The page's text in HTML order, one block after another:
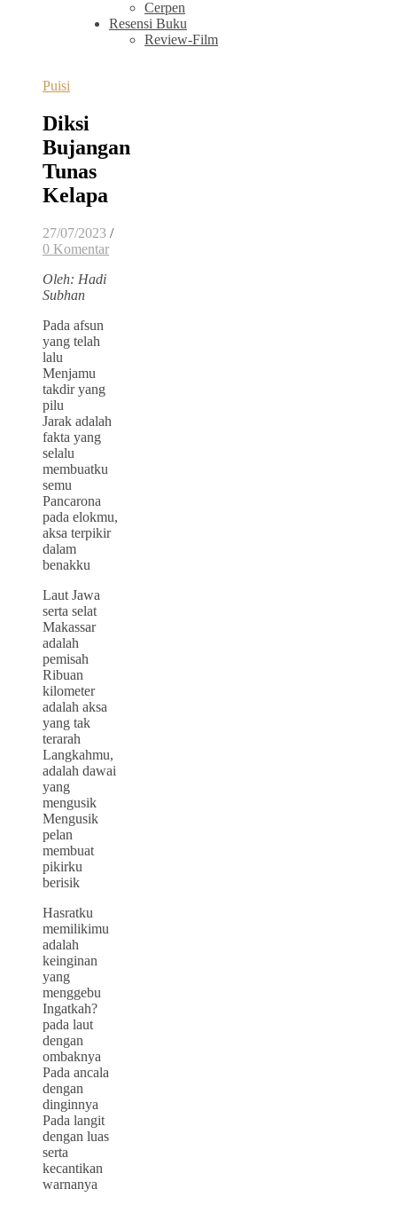
Cerpen
Resensi Buku
Review-Film
Puisi
Diksi
Bujangan
Tunas
Kelapa
27/07/2023 /
0 Komentar
Oleh: Hadi
Subhan
Pada afsun
yang telah
lalu
Menjamu
takdir yang
pilu
Jarak adalah
fakta yang
selalu
membuatku
semu
Pancarona
pada elokmu,
aksa terpikir
dalam
benakku
Laut Jawa
serta selat
Makassar
adalah
pemisah
Ribuan
kilometer
adalah aksa
yang tak
terarah
Langkahmu,
adalah dawai
yang
mengusik
Mengusik
pelan
membuat
pikirku
berisik
Hasratku
memilikimu
adalah
keinginan
yang
menggebu
Ingatkah?
pada laut
dengan
ombaknya
Pada ancala
dengan
dinginnya
Pada langit
dengan luas
serta
kecantikan
warnanya